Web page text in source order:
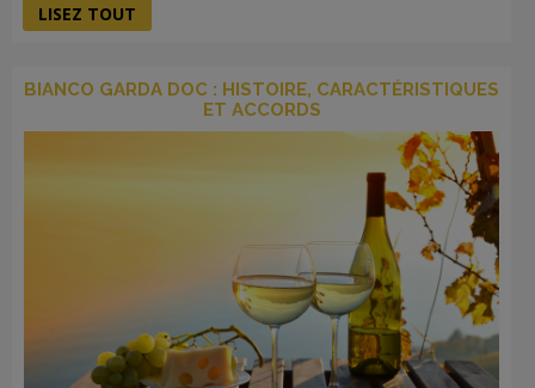
LISEZ TOUT
BIANCO GARDA DOC : HISTOIRE, CARACTÉRISTIQUES
ET ACCORDS